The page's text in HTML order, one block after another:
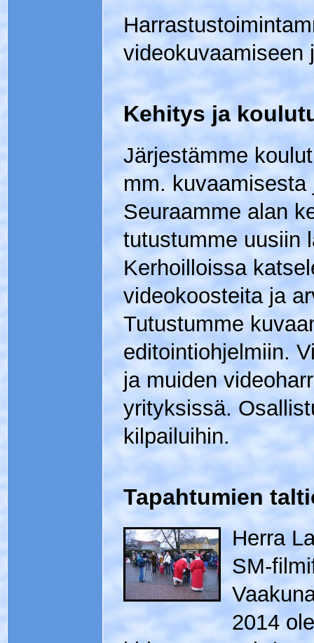
videokuvaamiseen
Kehitys ja
Järjestämme
mm.
Seuraamme alan
tutustumme
Kerhoilloissa
videokoosteita ja
Tutustumme
editointiohjelmiin.
ja muiden
yrityksissä.
kilpailuihin.
Tapahtumien
Herra
SM-
2014